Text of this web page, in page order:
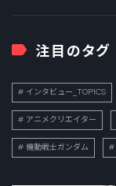
注目のタグ
インタビュー_TOPICS
アニメクリエイター
機動戦士ガンダム